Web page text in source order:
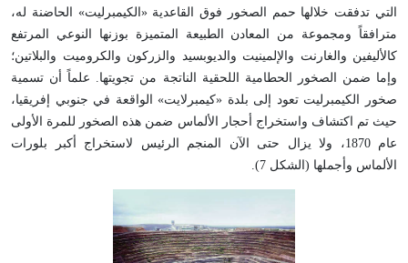
التي تدفقت خلالها حمم الصخور فوق القاعدية «الكيمبرليت» الحاضنة له،
مترافقاً ومجموعة من المعادن الطبيعة المتميزة بوزنها النوعي المرتفع
كالأليفين والغارنت والإلمينيت والديوبسيد والزركون والكروميت والبلاتين؛
وإما ضمن الصخور الحطامية اللحقية الناتجة من تجويتها. علماً أن تسمية
صخور الكيمبرليت تعود إلى بلدة «كيمبرلايت» الواقعة في جنوبي إفريقيا،
حيث تم اكتشاف واستخراج أحجار الألماس ضمن هذه الصخور للمرة الأولى
عام 1870، ولا يزال حتى الآن المنجم الرئيس لاستخراج أكبر بلورات
الألماس وأجملها (الشكل 7).